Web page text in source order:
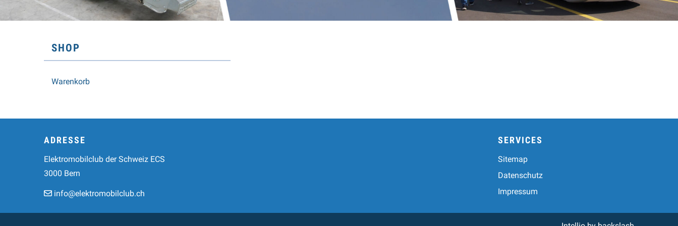
SUBNAVIGATION
SHOP
Warenkorb
FooterADRESSE
Elektromobilclub der Schweiz ECS
3000 Bern
info@elektromobilclub.ch
SERVICES
Sitemap
Datenschutz
Impressum